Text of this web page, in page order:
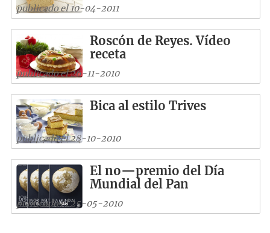
publicado el 10-04-2011
Roscón de Reyes. Vídeo
receta
publicado el 26-11-2010
Bica al estilo Trives
publicado el 28-10-2010
El no—premio del Día
Mundial del Pan
publicado el 25-05-2010